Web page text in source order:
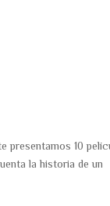
presentamos 10
la historia de un